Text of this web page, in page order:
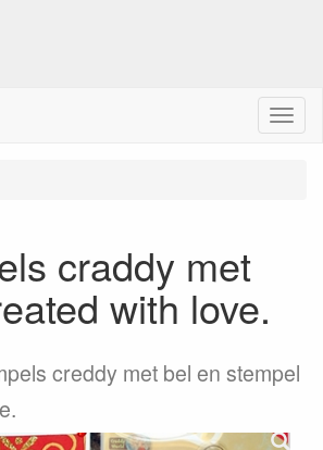
M
e
craddy met
with love.
creddy met bel en stempel